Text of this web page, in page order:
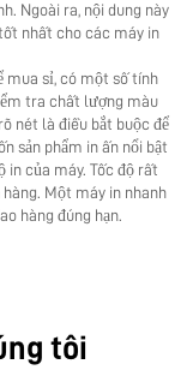
Ngoài ra, nội dung này
nhất cho các máy in
mua sỉ, có một số tính
tra chất lượng màu
nét là điều bắt buộc để
sản phẩm in ấn nổi bật
in của máy. Tốc độ rất
Một máy in nhanh
hàng đúng hạn.
tôi